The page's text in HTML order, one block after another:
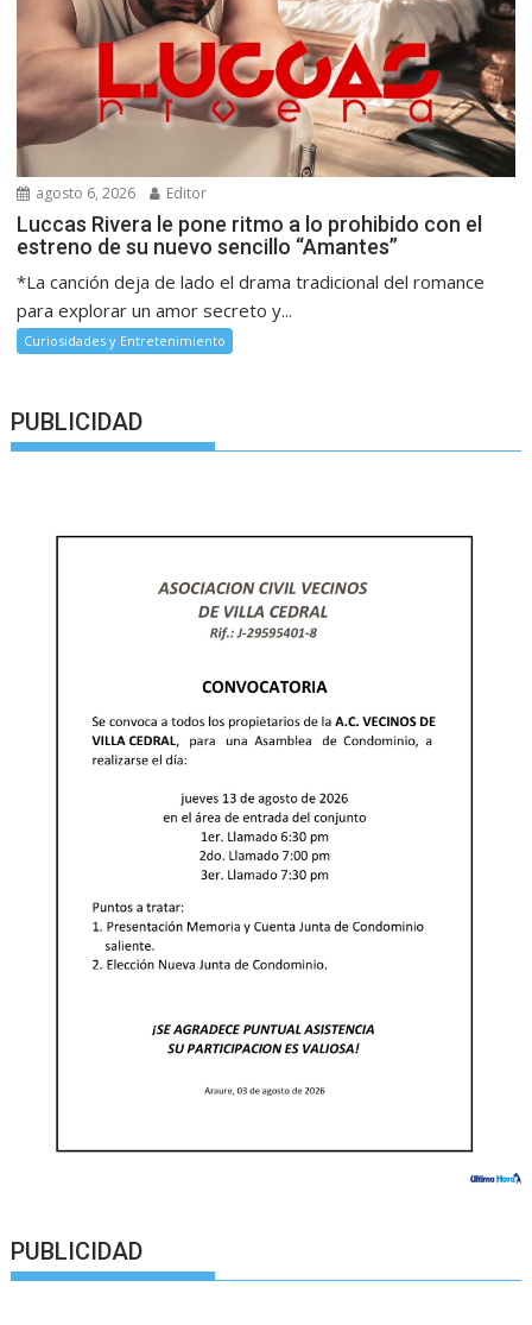
agosto 6, 2026 Editor
Luccas Rivera le pone ritmo a lo prohibido con el
estreno de su nuevo sencillo “Amantes”
*La canción deja de lado el drama tradicional del romance
para explorar un amor secreto y...
Curiosidades y Entretenimiento
PUBLICIDAD
PUBLICIDAD